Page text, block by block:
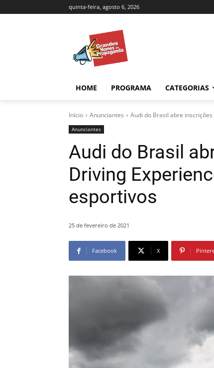
quinta-feira, agosto 6, 2026
HOME PROGRAMA CATEGORIAS
Início Anunciantes Audi do Brasil abre
Anunciantes
Audi do Brasil
Driving
esportivos
25 de fevereiro de 2021
Facebook X